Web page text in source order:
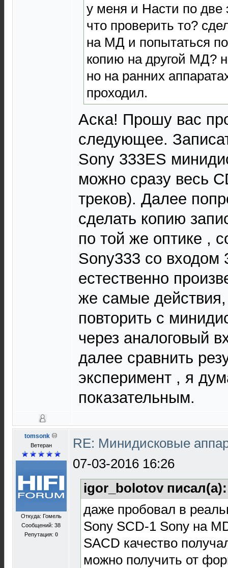
у меня и Насти по две
что проверить то?
на МД и попытаться
копию на другой МД?
но на ранних
проходил.
Аска! Прошу вас
следующее.
Sony 333ES
можно сразу весь
треков). Далее
сделать копию
по той же оптике ,
Sony333 со входом
естественно
же самые действия,
повторить с
через аналоговый
далее сравнить
эксперимент , я
показательным.
tomsonk
Ветеран
Откуда: Гомель
Сообщений: 38
Репутация: 0
RE: Минидисковые
07-03-2016 16:26
igor_bolotov
даже пробовал в
Sony SCD-1 Sony на
SACD качество
можно получить от